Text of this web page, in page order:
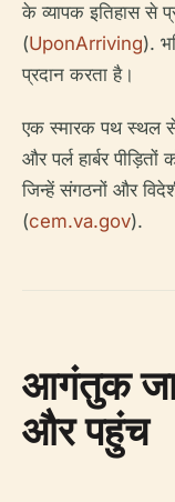
के व्यापक इतिहास से
(UponArriving).
प्रदान करता है।
एक स्मारक पथ स्थल से
और पर्ल हार्बर
जिन्हें संगठनों और
(cem.va.gov).
आगंतुक
और पहुंच